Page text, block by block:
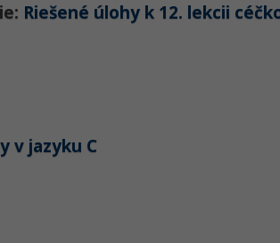
Riešené úlohy k 12. lekcii
v jazyku C